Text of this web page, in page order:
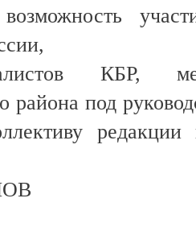
возможность
КБР,
района под
редакции